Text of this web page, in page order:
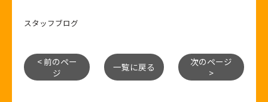
スタッフブログ
< 前のペー
ジ
一覧に戻る
次のページ
>